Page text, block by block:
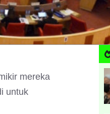
mereka
untuk